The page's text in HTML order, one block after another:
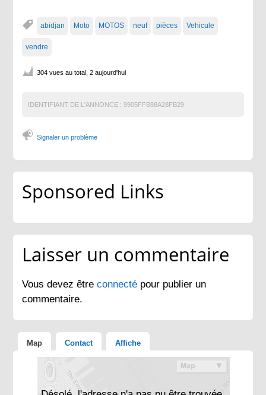
abidjan Moto MOTOS neuf pièces Vehicule
vendre
304 vues au total, 2 aujourd'hui
IDENTIFIANT DE L'ANNONCE : 9905FFB88A28FB29
Signaler un problème
Sponsored Links
Laisser un commentaire
Vous devez êtreconnecté pour publier un
commentaire.
Map Contact Affiche